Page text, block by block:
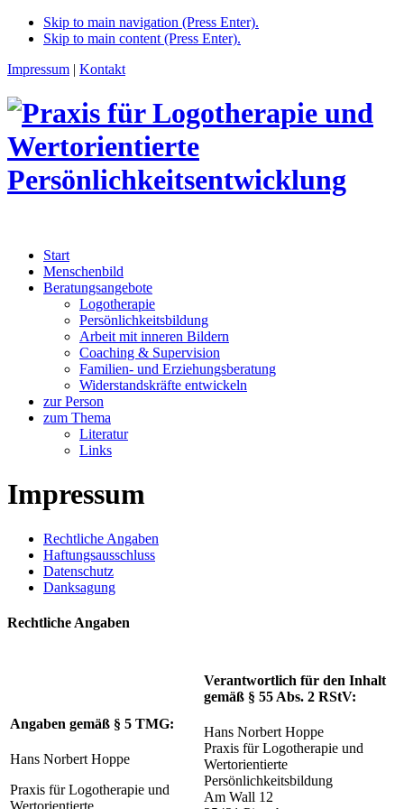
Skip to main navigation (Press Enter).
Skip to main content (Press Enter).
Impressum | Kontakt
Start
Menschenbild
Beratungsangebote
Logotherapie
Persönlichkeitsbildung
Arbeit mit inneren Bildern
Coaching & Supervision
Familien- und Erziehungsberatung
Widerstandskräfte entwickeln
zur Person
zum Thema
Literatur
Links
Impressum
Rechtliche Angaben
Haftungsausschluss
Datenschutz
Danksagung
Rechtliche Angaben
Angaben gemäß § 5 TMG:
Hans Norbert Hoppe
Praxis für Logotherapie und
Wertorientierte
Verantwortlich für den Inhalt
gemäß § 55 Abs. 2 RStV:
Hans Norbert Hoppe
Praxis für Logotherapie und
Wertorientierte
Persönlichkeitsbildung
Am Wall 12